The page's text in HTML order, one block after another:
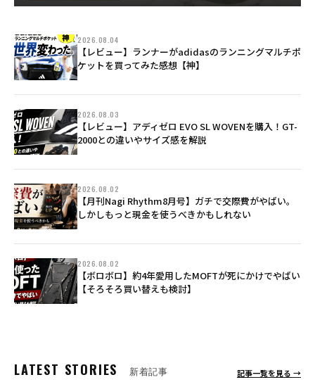
2026.08.04
【レビュー】ランナーがadidasのランニングマルチポ
ケットを買ってみた感想【神】
2026.08.03
【レビュー】アディゼロ EVO SL WOVENを購入！GT-
2000との違いやサイズ感を解説
2026.08.02
【月刊Nagi Rhythm8月号】ガチで交際費がやばい。
しかしもっと現金を使うべきかもしれない
2026.08.02
【ボロボロ】約4年愛用したMOFTが死にかけでやばい
【そろそろ買い替えも検討】
LATEST STORIES 新着記事 記事一覧を見る →